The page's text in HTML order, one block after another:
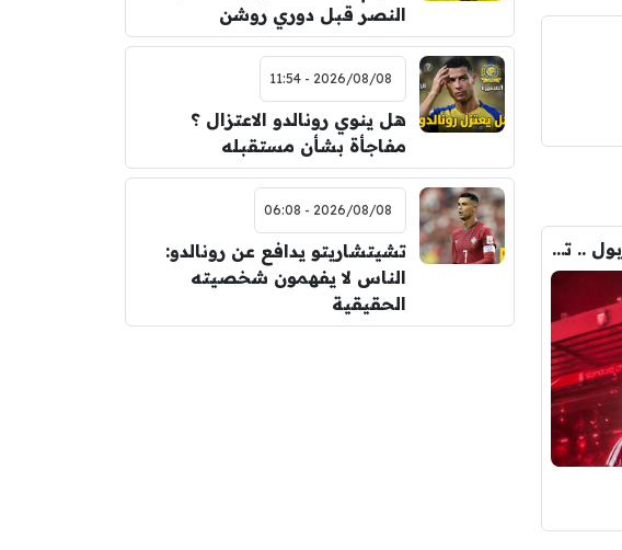
رومانو : برشلونة يُعير أراوخو الى ليفربول .. تفاصيل الصفقة
النصر قبل دوري روشن
2026/08/08 - 11:54
هل ينوي رونالدو الاعتزال ؟
مفاجأة بشأن مستقبله
2026/08/08 - 06:08
تشيتشاريتو يدافع عن رونالدو:
الناس لا يفهمون شخصيته
الحقيقية